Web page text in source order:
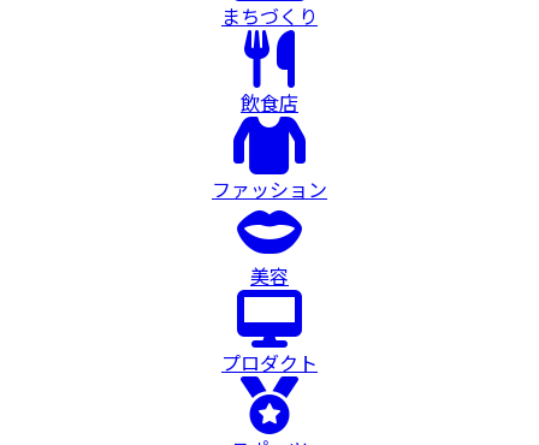
まちづくり
飲食店
ファッション
美容
プロダクト